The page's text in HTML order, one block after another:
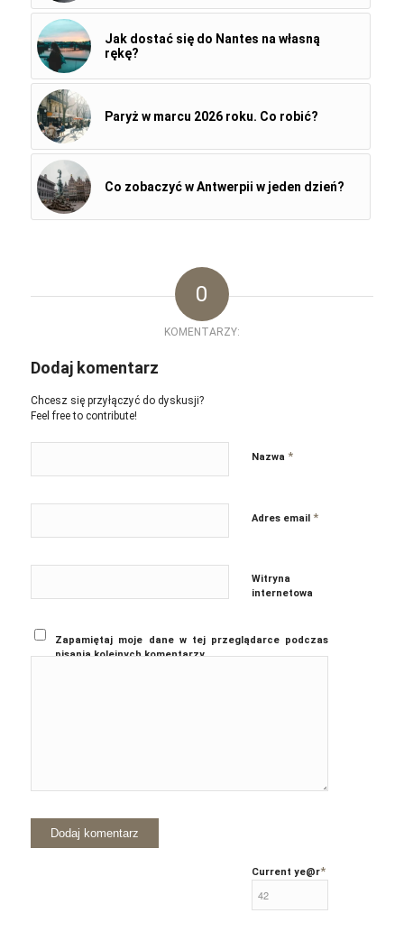
Jak dostać się do Nantes na własną
rękę?
Paryż w marcu 2026 roku. Co robić?
Co zobaczyć w Antwerpii w jeden dzień?
0
KOMENTARZY:
Dodaj komentarz
Chcesz się przyłączyć do dyskusji?
Feel free to contribute!
Nazwa *
Adres email *
Witryna
internetowa
Zapamiętaj moje dane w tej przeglądarce podczas
pisania kolejnych komentarzy.
Current ye@r*